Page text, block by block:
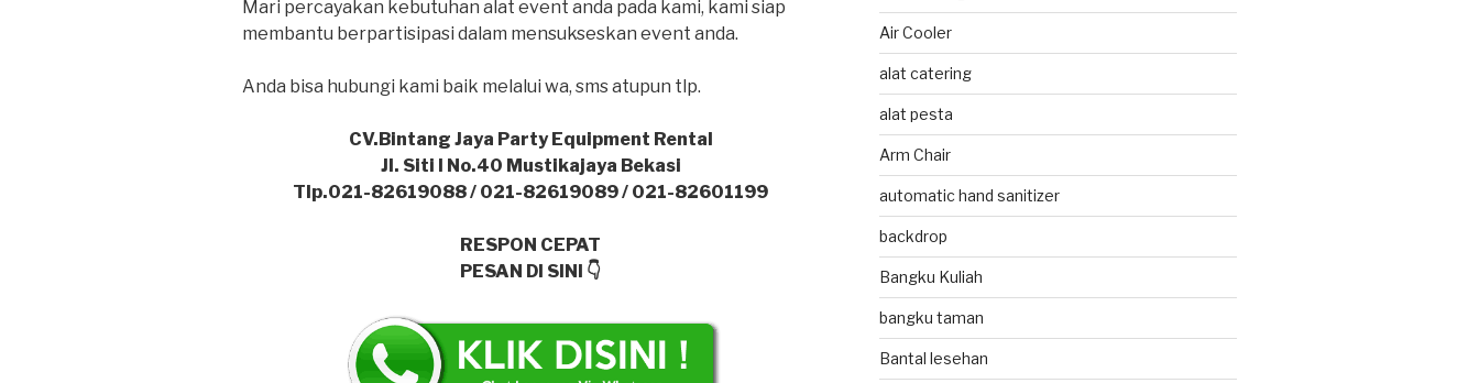
Mari percayakan kebutuhan alat event anda pada kami, kami siap
membantu berpartisipasi dalam mensukseskan event anda.
Anda bisa hubungi kami baik melalui wa, sms atupun tlp.
CV.Bintang Jaya Party Equipment Rental
Jl. Siti I No.40 Mustikajaya Bekasi
Tlp.021-82619088 / 021-82619089 / 021-82601199
RESPON CEPAT
PESAN DI SINI 👇
Air Cooler
alat catering
alat pesta
Arm Chair
automatic hand sanitizer
backdrop
Bangku Kuliah
bangku taman
Bantal lesehan